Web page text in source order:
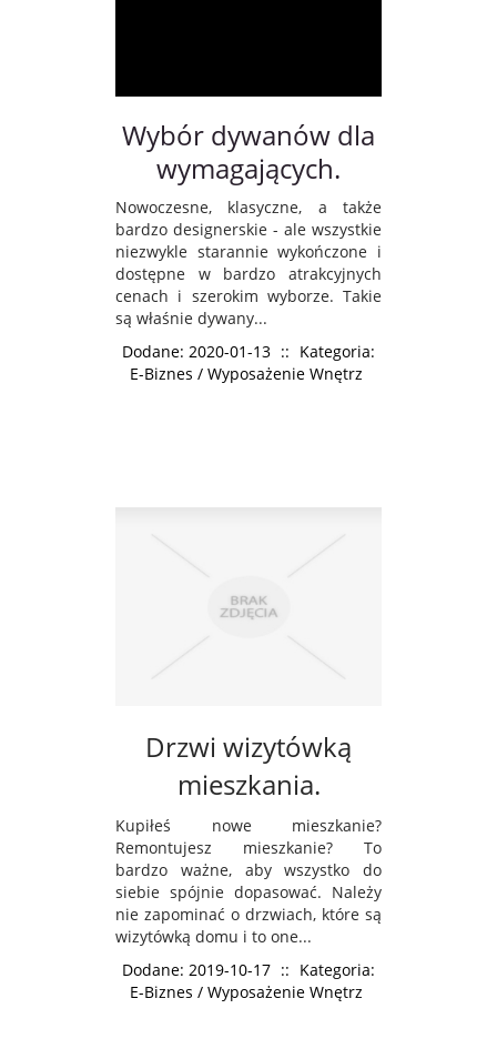
Wybór dywanów dla
wymagających.
Nowoczesne, klasyczne, a także
bardzo designerskie - ale wszystkie
niezwykle starannie wykończone i
dostępne w bardzo atrakcyjnych
cenach i szerokim wyborze. Takie
są właśnie dywany...
Dodane: 2020-01-13 :: Kategoria:
E-Biznes / Wyposażenie Wnętrz
Drzwi wizytówką
mieszkania.
Kupiłeś nowe mieszkanie?
Remontujesz mieszkanie? To
bardzo ważne, aby wszystko do
siebie spójnie dopasować. Należy
nie zapominać o drzwiach, które są
wizytówką domu i to one...
Dodane: 2019-10-17 :: Kategoria:
E-Biznes / Wyposażenie Wnętrz